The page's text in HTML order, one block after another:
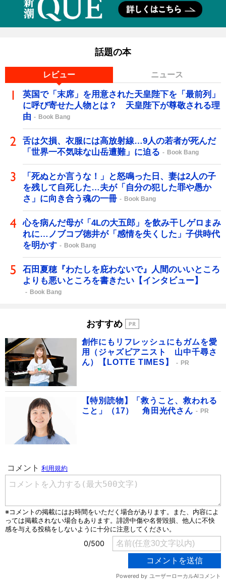
話題の本
レビュー ニュース
英国で「末席」を用意された天皇陛下を「最前列」
に呼び寄せた人物とは？ 天皇陛下が尊敬される理
由
Book Bang
舌は欠損、衣服には高放射線…9人の若者が死んだ
「世界一不気味な山岳遭難」に迫る
Book Bang
「死ぬとか言うな！」と怒鳴った日、妻は2人の子
を残して自死した…夫が「自分の犯した罪や愚か
さ」に向き合う魂の一冊
Book Bang
心を病んだ母が「4Lの大五郎」を飲み干しゲロまみ
れに…ノブコブ徳井が「感情を失くした」子供時代
を明かす
Book Bang
石田夏穂『わたしを庇わないで』人間のいいところ
よりも悪いところを書きたい【インタビュー】
Book Bang
おすすめ
創作にもリフレッシュにもガムを愛
用（ジャズピアニスト 山中千尋さ
ん）【LOTTE TIMES】
PR
【特別読物】「救うこと、救われる
こと」（17） 角田光代さん
PR